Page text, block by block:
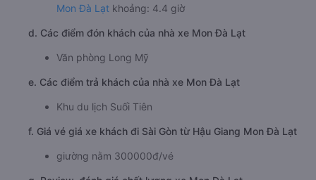
Mon Đà Lạt khoảng: 4.4 giờ
d. Các điểm đón khách của nhà xe Mon Đà Lạt
Văn phòng Long Mỹ
e. Các điểm trả khách của nhà xe Mon Đà Lạt
Khu du lịch Suối Tiên
f. Giá vé giá xe khách đi Sài Gòn từ Hậu Giang Mon Đà Lạt
giường nằm 300000đ/vé